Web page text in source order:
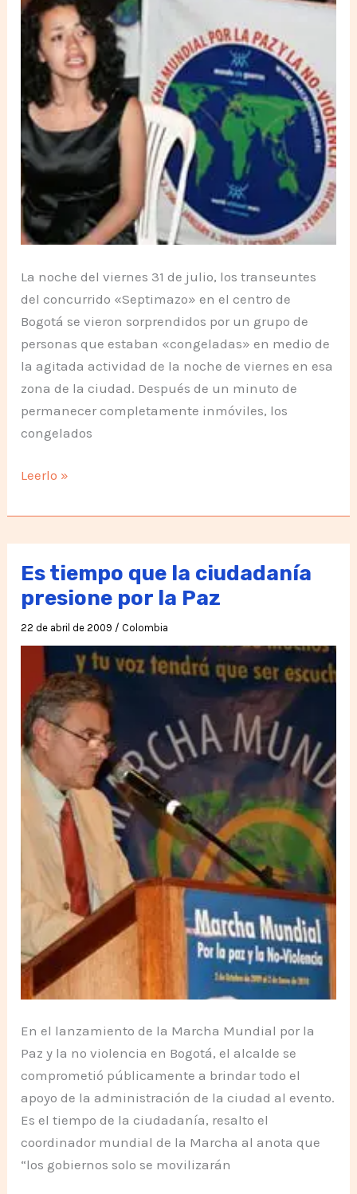
La noche del viernes 31 de julio, los transeuntes
del concurrido «Septimazo» en el centro de
Bogotá se vieron sorprendidos por un grupo de
personas que estaban «congeladas» en medio de
la agitada actividad de la noche de viernes en esa
zona de la ciudad. Después de un minuto de
permanecer completamente inmóviles, los
congelados
Congelados
la
Paz
y
Noviolencia
Leerlo »
Es tiempo que la ciudadanía
presione por la Paz
22 de abril de 2009 / Colombia
En el lanzamiento de la Marcha Mundial por la
Paz y la no violencia en Bogotá, el alcalde se
comprometió públicamente a brindar todo el
apoyo de la administración de la ciudad al evento.
Es el tiempo de la ciudadanía, resalto el
coordinador mundial de la Marcha al anota que
“los gobiernos solo se movilizarán